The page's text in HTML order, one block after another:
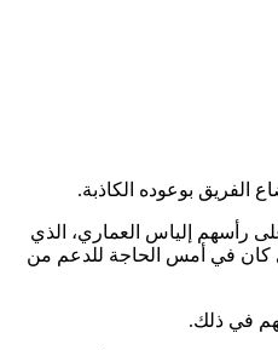
الفريق بوعوده الكاذبة.
رأسهم إلياس العماري، الذي
كان في أمس الحاجة للدعم من
في ذلك.